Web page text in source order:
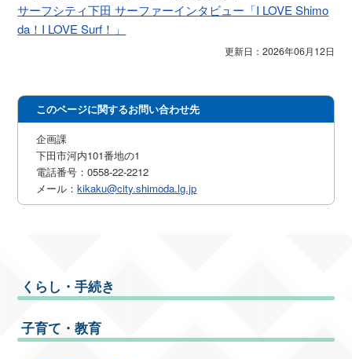
サーフシティ下田 サーファーインタビュー「I LOVE Shimo
da！I LOVE Surf！」
更新日：2026年06月12日
このページに関するお問い合わせ先
企画課
下田市河内101番地の1
電話番号：0558-22-2212
メール：kikaku@city.shimoda.lg.jp
くらし・手続き
子育て・教育